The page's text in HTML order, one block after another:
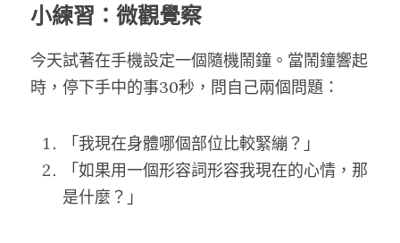
小練習：微觀覺察
今天試著在手機設定一個隨機鬧鐘。當鬧鐘響起
時，停下手中的事30秒，問自己兩個問題：
「我現在身體哪個部位比較緊繃？」
「如果用一個形容詞形容我現在的心情，那
是什麼？」